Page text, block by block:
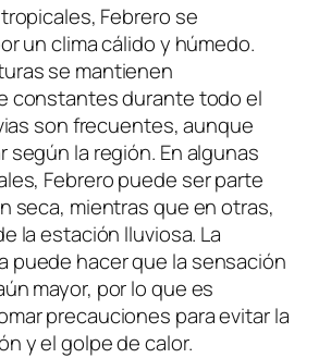
Febrero se
un clima cálido y húmedo.
se mantienen
constantes durante todo el
son frecuentes, aunque
según la región. En algunas
Febrero puede ser parte
seca, mientras que en otras,
la estación lluviosa. La
puede hacer que la sensación
mayor, por lo que es
precauciones para evitar la
y el golpe de calor.